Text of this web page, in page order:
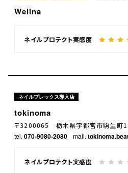
Welina
ネイルプロテクト実感度
ネイルプレックス導入店
tokinoma
〒3200065 栃木県宇都宮市駒生町
tel. 070-9080-2080 mail.
ネイルプロテクト実感度